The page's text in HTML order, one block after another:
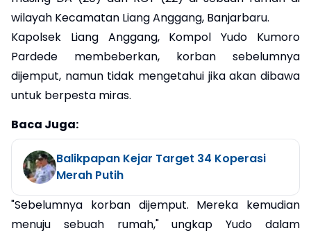
wilayah Kecamatan Liang Anggang, Banjarbaru.
Kapolsek Liang Anggang, Kompol Yudo Kumoro
Pardede membeberkan, korban sebelumnya
dijemput, namun tidak mengetahui jika akan dibawa
untuk berpesta miras.
Baca Juga:
Balikpapan Kejar Target 34 Koperasi
Merah Putih
"Sebelumnya korban dijemput. Mereka kemudian
menuju sebuah rumah," ungkap Yudo dalam